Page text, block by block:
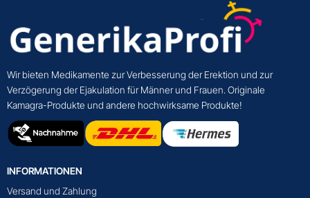
Wir bieten Medikamente zur Verbesserung der Erektion und zur
Verzögerung der Ejakulation für Männer und Frauen. Originale
Kamagra-Produkte und andere hochwirksame Produkte!
INFORMATIONEN
Versand und Zahlung